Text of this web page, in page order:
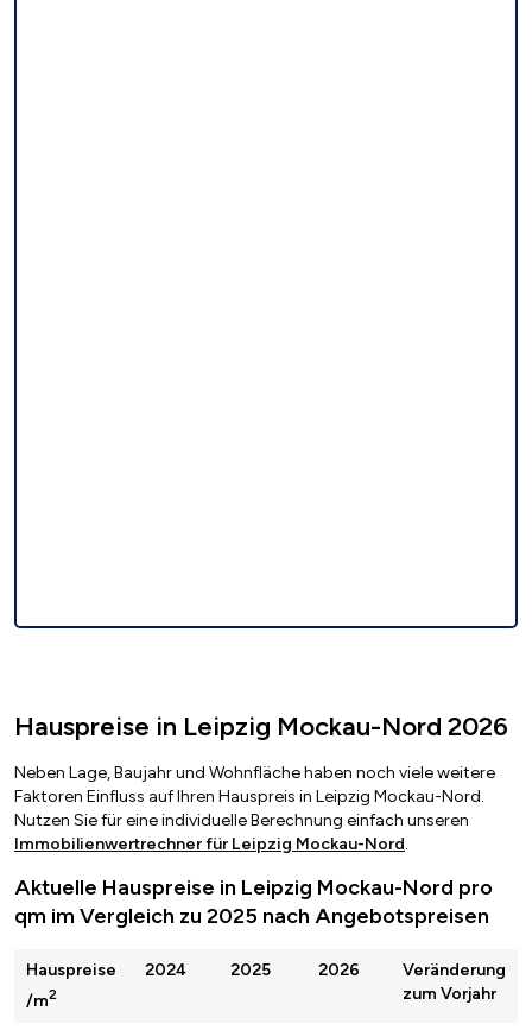
Hauspreise in Leipzig Mockau-Nord 2026
Neben Lage, Baujahr und Wohnfläche haben noch viele weitere
Faktoren Einfluss auf Ihren Hauspreis in Leipzig Mockau-Nord.
Nutzen Sie für eine individuelle Berechnung einfach unseren
Immobilienwertrechner für Leipzig Mockau-Nord.
Aktuelle Hauspreise in Leipzig Mockau-Nord pro
qm im Vergleich zu 2025 nach Angebotspreisen
Hauspreise
/m2
2024 2025 2026
Veränderung
zum Vorjahr